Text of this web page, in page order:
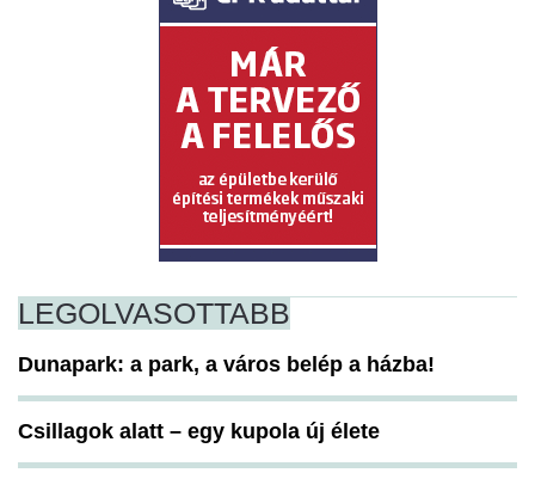
LEGOLVASOTTABB
Dunapark: a park, a város belép a házba!
Csillagok alatt – egy kupola új élete